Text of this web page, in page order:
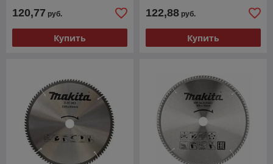
120,77 руб.
Купить
122,88 руб.
Купить